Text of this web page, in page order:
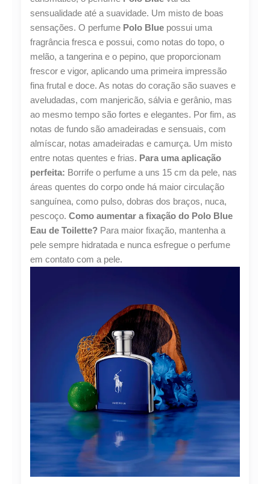
sensualidade até a suavidade. Um misto de boas
sensações. O perfume Polo Blue possui uma
fragrância fresca e possui, como notas do topo, o
melão, a tangerina e o pepino, que proporcionam
frescor e vigor, aplicando uma primeira impressão
fina frutal e doce. As notas do coração são suaves e
aveludadas, com manjericão, sálvia e gerânio, mas
ao mesmo tempo são fortes e elegantes. Por fim, as
notas de fundo são amadeiradas e sensuais, com
almíscar, notas amadeiradas e camurça. Um misto
entre notas quentes e frias. Para uma aplicação
perfeita: Borrife o perfume a uns 15 cm da pele, nas
áreas quentes do corpo onde há maior circulação
sanguínea, como pulso, dobras dos braços, nuca,
pescoço. Como aumentar a fixação do Polo Blue
Eau de Toilette? Para maior fixação, mantenha a
pele sempre hidratada e nunca esfregue o perfume
em contato com a pele.